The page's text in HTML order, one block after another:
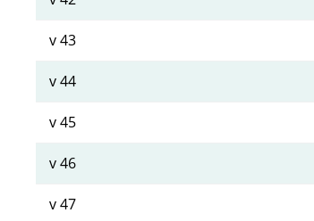
v 43
v 44
v 45
v 46
v 47